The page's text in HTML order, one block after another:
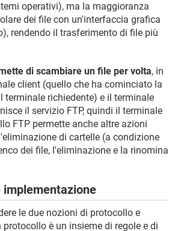
operativi), ma la maggioranza
dei file con un'interfaccia grafica
rendendo il trasferimento di file più
di scambiare un file per volta, in
client (quello che ha cominciato la
terminale richiedente) e il terminale
il servizio FTP, quindi il terminale
FTP permette anche altre azioni
di cartelle (a condizione
dei file, l'eliminazione e la rinomina
implementazione
le due nozioni di protocollo e
è un insieme di regole e di